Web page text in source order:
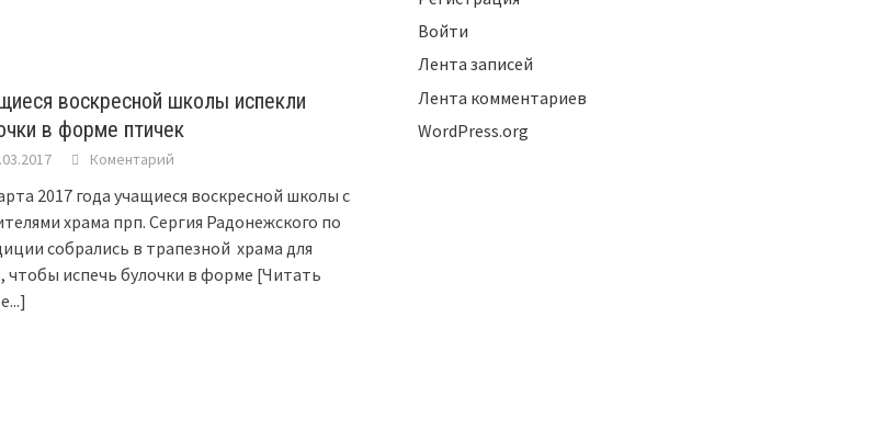
воскресной школы испекли
в форме птичек
Коментарий
2017 года учащиеся воскресной школы с
храма прп. Сергия Радонежского по
собрались в трапезной храма для
чтобы испечь булочки в форме [Читать
Войти
Лента записей
Лента комментариев
WordPress.org